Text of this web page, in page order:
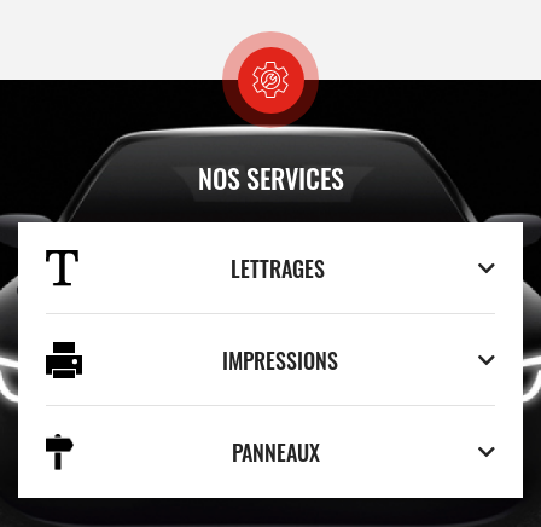
NOS SERVICES
LETTRAGES
IMPRESSIONS
PANNEAUX